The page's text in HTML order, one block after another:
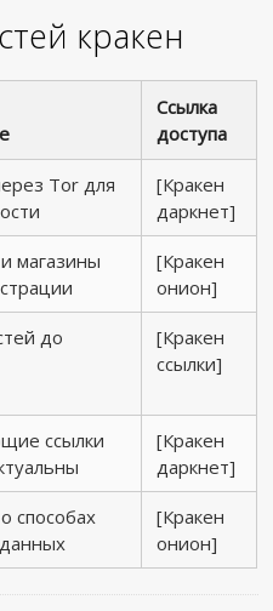
кракен
Ссылка
доступа
Tor для
[Кракен
даркнет]
магазины
[Кракен
онион]
до
[Кракен
ссылки]
ссылки
[Кракен
даркнет]
способах
[Кракен
онион]